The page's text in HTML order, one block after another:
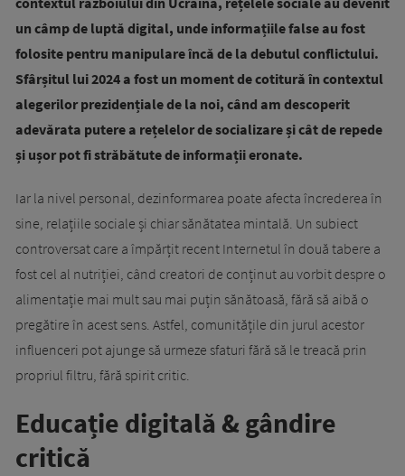
un câmp de luptă digital, unde informațiile false au fost
folosite pentru manipulare încă de la debutul conflictului.
Sfârșitul lui 2024 a fost un moment de cotitură în contextul
alegerilor prezidențiale de la noi, când am descoperit
adevărata putere a rețelelor de socializare și cât de repede
și ușor pot fi străbătute de informații eronate.
Iar la nivel personal, dezinformarea poate afecta încrederea în
sine, relațiile sociale și chiar sănătatea mintală. Un subiect
controversat care a împărțit recent Internetul în două tabere a
fost cel al nutriției, când creatori de conținut au vorbit despre o
alimentație mai mult sau mai puțin sănătoasă, fără să aibă o
pregătire în acest sens. Astfel, comunitățile din jurul acestor
influenceri pot ajunge să urmeze sfaturi fără să le treacă prin
propriul filtru, fără spirit critic.
Educație digitală & gândire
critică